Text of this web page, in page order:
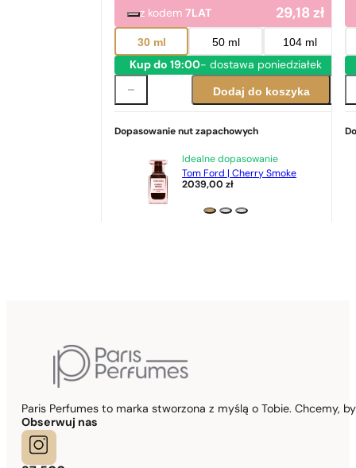
z kodem7LAT 29,18zł
30 ml 50 ml 104 ml
Kup do 19:00- dostawa poniedziałek
Dodaj do koszyka
Dopasowanie nut zapachowych
Idealne dopasowanie
Tom Ford | Cherry Smoke
2039,00zł
Paris Perfumes to marka stworzona z myślą o Tobie. Chcemy,
Obserwuj nas